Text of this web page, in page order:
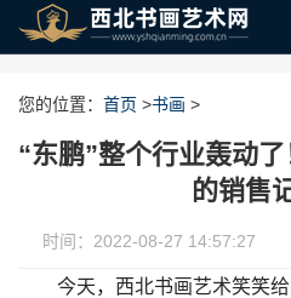
您的位置： 首页 >书画 >
“东鹏”整个行业轰动
的销售
时间：2022-08-27 14:57:27
今天，西北书画艺术笑笑